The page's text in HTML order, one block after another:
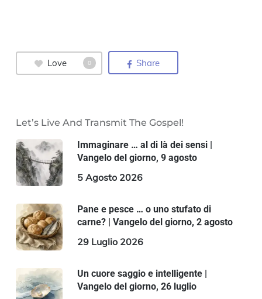
Love 0 Share
Let’s Live And Transmit The Gospel!
Immaginare … al di là dei sensi |
Vangelo del giorno, 9 agosto
5 Agosto 2026
Pane e pesce … o uno stufato di
carne? | Vangelo del giorno, 2 agosto
29 Luglio 2026
Un cuore saggio e intelligente |
Vangelo del giorno, 26 luglio